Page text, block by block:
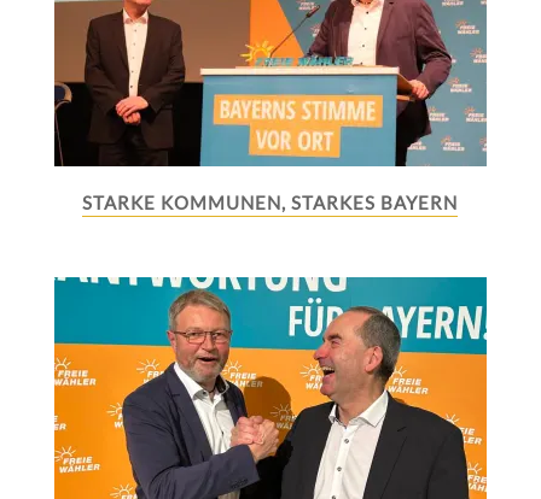
STARKE KOMMUNEN, STARKES BAYERN